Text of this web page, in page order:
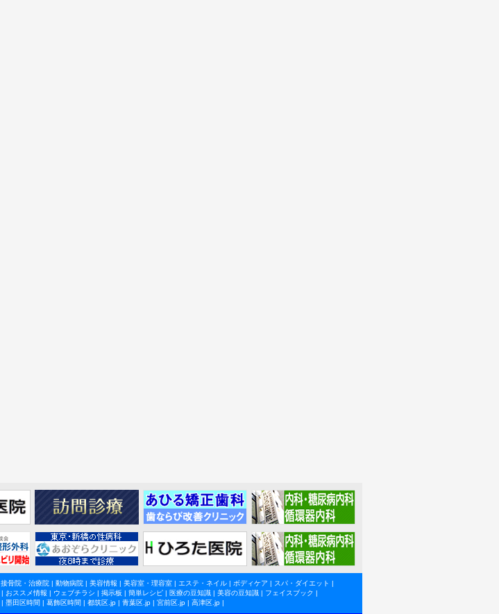
接骨院・治療院| 動物病院| 美容情報 | 美容室・理容室| エステ・ネイル| ボディケア | スパ・ダイエット |
| おススメ情報 | ウェブチラシ | 掲示板 | 簡単レシピ| 医療の豆知識| 美容の豆知識| フェイスブック |
| 墨田区時間 | 葛飾区時間 | 都筑区.jp | 青葉区.jp | 宮前区.jp | 高津区.jp |